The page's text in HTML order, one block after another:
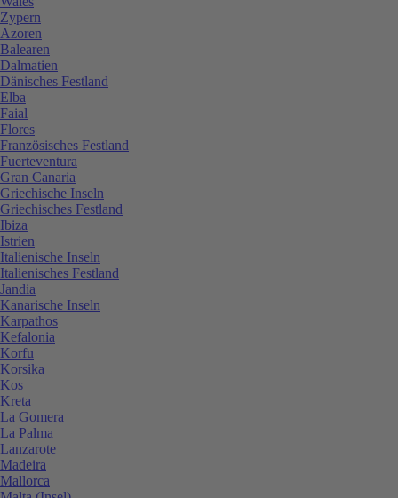
Zypern
Azoren
Balearen
Dalmatien
Dänisches Festland
Elba
Faial
Flores
Französisches Festland
Fuerteventura
Gran Canaria
Griechische Inseln
Griechisches Festland
Ibiza
Istrien
Italienische Inseln
Italienisches Festland
Jandia
Kanarische Inseln
Karpathos
Kefalonia
Korfu
Korsika
Kos
Kreta
La Gomera
La Palma
Lanzarote
Madeira
Mallorca